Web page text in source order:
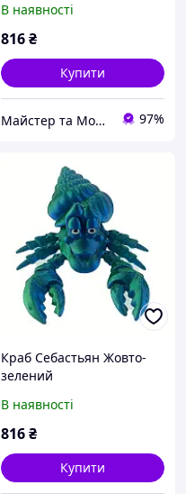
В наявності
816₴
Купити
Майстер та Модниця 97%
Краб Себастьян Жовто-
зелений
В наявності
816₴
Купити